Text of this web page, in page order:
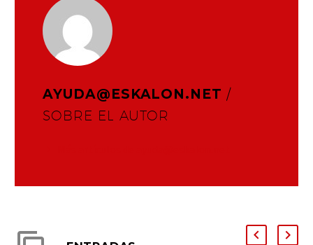
AYUDA@ESKALON.NET/
SOBRE EL AUTOR